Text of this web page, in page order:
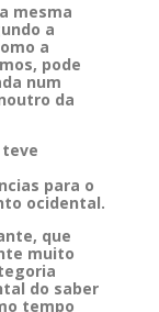
mesma
a
a
pode
num
da
para o
ocidental.
que
muito
do saber
tempo